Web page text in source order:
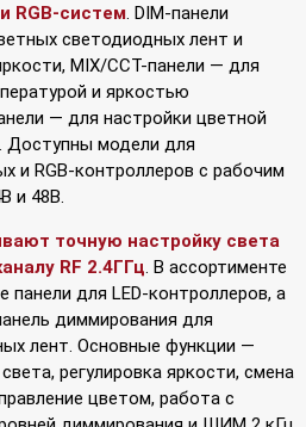
RGB-систем. DIM-панели
светодиодных лент и
MIX/CCT-панели — для
и яркостью
— для настройки цветной
Доступны модели для
и RGB-контроллеров с рабочим
и 48В.
точную настройку света
RF 2.4ГГц. В ассортименте
для LED-контроллеров, а
диммирования для
лент. Основные функции —
регулировка яркости, смена
цветом, работа с